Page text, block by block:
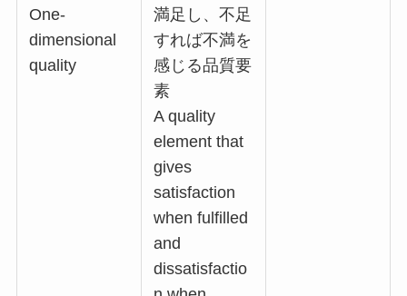
One-
dimensional
quality
満足し、不足
すれば不満を
感じる品質要
素
A quality
element that
gives
satisfaction
when fulfilled
and
dissatisfactio